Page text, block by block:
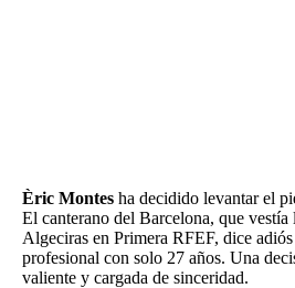
Èric Montes ha decidido levantar el
El canterano del Barcelona, que vestía
Algeciras en Primera RFEF, dice
profesional con solo 27 años. Una
valiente y cargada de sinceridad.